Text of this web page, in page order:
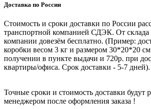
Доставка по России
Стоимость и сроки доставки по России
транспортной компанией СДЭК. От склада
компании довезём бесплатно. (Пример:
коробки весом 3 кг и размером 30*20*20
получении в пункте выдачи и 720р. при
квартиры/офиса. Срок доставки - 5-7 дней).
Точные сроки и стоимость доставки будут
менеджером после оформления заказа !